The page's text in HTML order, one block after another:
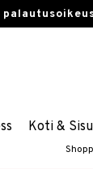
Koti &